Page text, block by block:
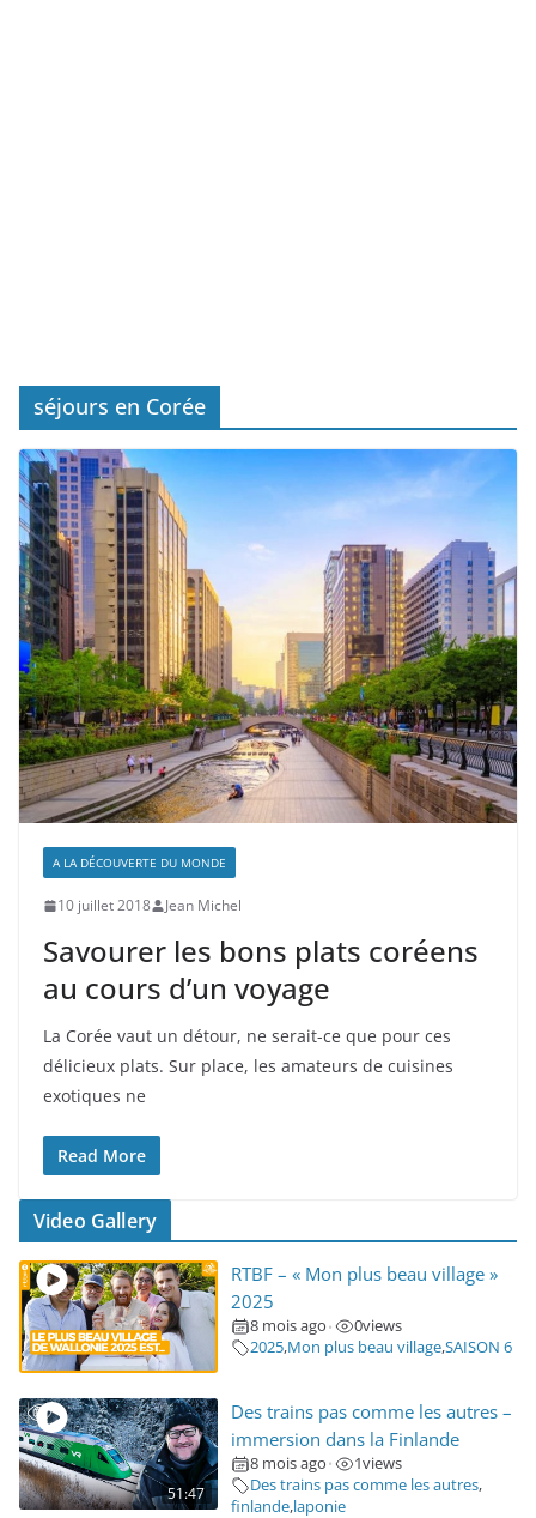
séjours en Corée
A LA DÉCOUVERTE DU MONDE
10 juillet 2018 Jean Michel
Savourer les bons plats coréens
au cours d’un voyage
La Corée vaut un détour, ne serait-ce que pour ces
délicieux plats. Sur place, les amateurs de cuisines
exotiques ne
Read More
Video Gallery
RTBF – « Mon plus beau village »
2025
8 mois ago • 0views
2025,Mon plus beau village,SAISON 6
51:47
Des trains pas comme les autres –
immersion dans la Finlande
8 mois ago • 1views
Des trains pas comme les autres,
finlande,laponie